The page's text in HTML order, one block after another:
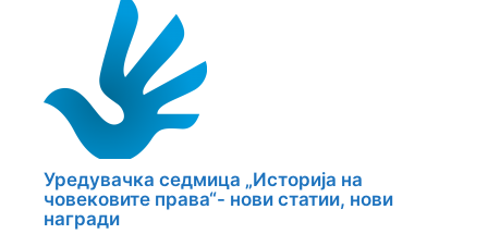
Уредувачка седмица „Историја на
човековите права“- нови статии, нови
награди